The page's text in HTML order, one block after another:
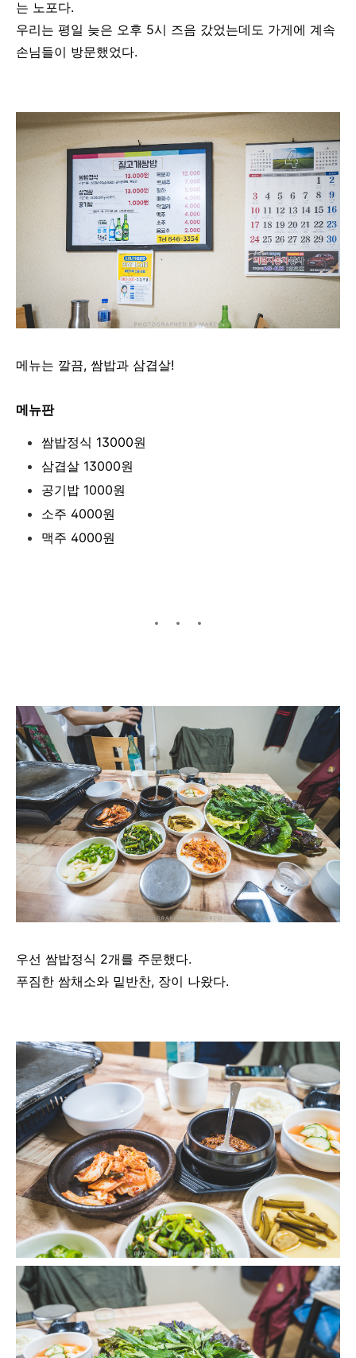
는 노포다.
우리는 평일 늦은 오후 5시 즈음 갔었는데도 가게에 계속
손님들이 방문했었다.
메뉴는 깔끔, 쌈밥과 삼겹살!
메뉴판
쌈밥정식 13000원
삼겹살 13000원
공기밥 1000원
소주 4000원
맥주 4000원
우선 쌈밥정식 2개를 주문했다.
푸짐한 쌈채소와 밑반찬, 장이 나왔다.